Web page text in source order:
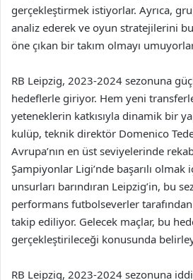
gerçekleştirmek istiyorlar. Ayrıca,
analiz ederek ve oyun stratejilerini
öne çıkan bir takım olmayı
RB Leipzig, 2023-2024 sezonuna
hedeflerle giriyor. Hem yeni
yeteneklerin katkısıyla dinamik bir
kulüp, teknik direktör Domenico
Avrupa’nın en üst seviyelerinde
Şampiyonlar Ligi’nde başarılı olmak
unsurları barındıran Leipzig’in, bu
performans futbolseverler
takip ediliyor. Gelecek maçlar, bu
gerçekleştirileceği konusunda
RB Leipzig, 2023-2024 sezonuna